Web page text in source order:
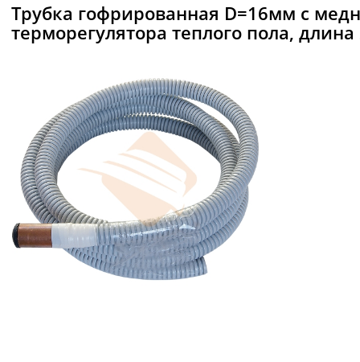
Трубка гофрированная D=16мм с
терморегулятора теплого пола,